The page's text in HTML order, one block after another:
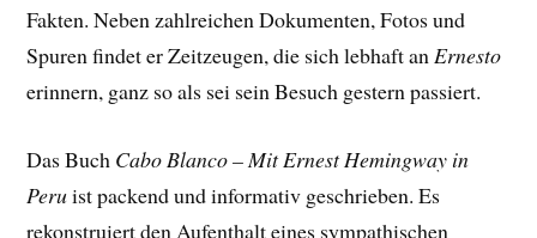
Fakten. Neben zahlreichen Dokumenten, Fotos und
Spuren findet er Zeitzeugen, die sich lebhaft anErnesto
erinnern, ganz so als sei sein Besuch gestern passiert.
Das Buch Cabo Blanco – Mit Ernest Hemingway in
Peruist packend und informativ geschrieben. Es
rekonstruiert den Aufenthalt eines sympathischen